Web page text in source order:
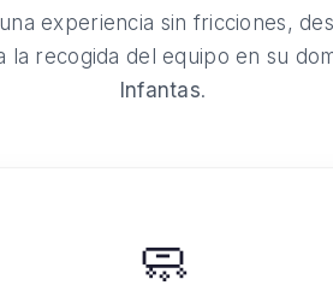
experiencia sin fricciones,
la recogida del equipo en su
Infantas.
🧼